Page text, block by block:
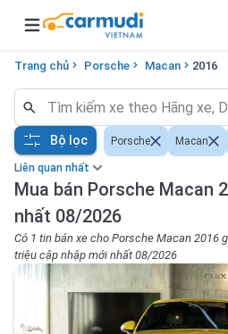
Open main menu
Trang chủ Porsche Macan 2016
Liên quan nhất
Mua bán Porsche Macan
nhất 08/2026
Có 1 tin bán xe cho Porsche Macan 2016
triệu cập nhập mới nhất 08/2026
Bộ lọc Porsche Macan